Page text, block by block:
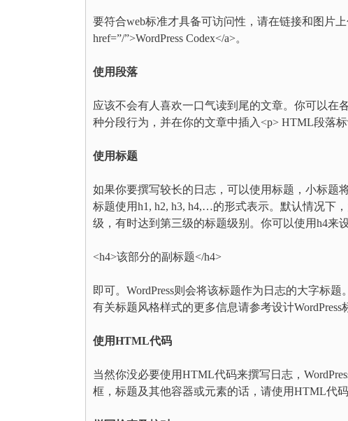
要符合web标准才具备可访问性，请在链接和图片
href=”/”>WordPress Codex</a>。
使用段落
应该不会有人喜欢一口气读到尾的文章。你可以在
种分段行为，并在你的文章中插入<p> HTML段落标
使用标题
如果你要撰写较长的日志，可以使用标题，小标题
标题使用h1, h2, h3, h4,…的形式表示。默认情况下
级，有时达到第三级的标题级别。你可以使用h4来
<h4>该部分的副标题</h4>
即可。WordPress则会将该标题作为日志的大字标
有关标题风格样式的更多信息请参考设计WordPress
使用HTML代码
当然你没必要使用HTML代码来撰写日志，
框，标题及其他容器或元素的话，请使用HTML代码